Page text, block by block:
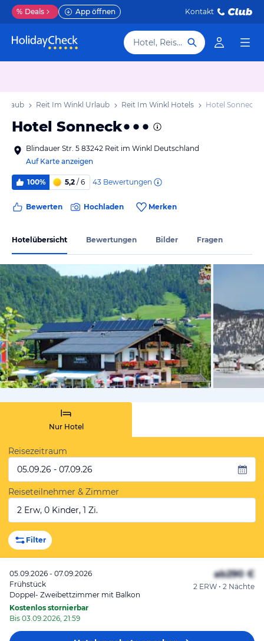
% Deals App öffnen Kontakt
Hotel, Reiseziel
Reit Im Winkl Urlaub Reit Im Winkl Hotels Hotel Sonneck
Hotel Sonneck
Blindauer Str. 5 83242 Reit im Winkl Deutschland
Auf Karte anzeigen
100% 5,2 / 6 43 Bewertungen
Bewerten Hochladen Merken
Hotelübersicht Bewertungen Bilder Fragen
von
Nur Hotel
Reisezeitraum
05.09.26 - 07.09.26
Reiseteilnehmer & Zimmer
2 Erw, 0 Kinder, 1 Zi.
Filter
05.09.2026 - 07.09.2026
Frühstück
Doppel- Zweibettzimmer mit Balkon
Kostenlos stornierbar
Bis 03.09.2026, 21:59
ab290 €
2 ERW • 2 Nächte